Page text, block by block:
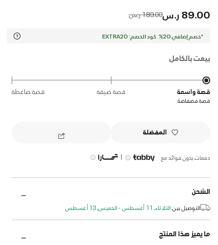
89.00 ر.س Price reduced from
189.00 ر.س to
*خصم إضافي 20%. كود الخصم: EXTRA20
بيعت بالكامل
قصة واسعة قصة ضيقة قصة ضاغطة
قصة فضفاضة
المفضلة
دفعات بدون فوائد مع |
الشحن
التوصيل بين:الثلاثاء, 11 أغسطس - الخميس, 13 أغسطس
ما يميز هذا المنتج